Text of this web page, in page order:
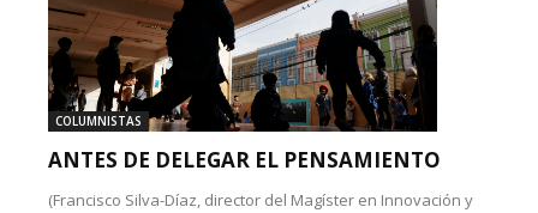
COLUMNISTAS
ANTES DE DELEGAR EL PENSAMIENTO
(Francisco Silva-Díaz, director del Magíster en Innovación y